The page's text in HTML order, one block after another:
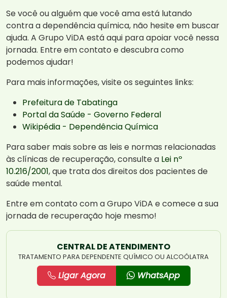
Se você ou alguém que você ama está lutando
contra a dependência química, não hesite em buscar
ajuda. A Grupo ViDA está aqui para apoiar você nessa
jornada. Entre em contato e descubra como
podemos ajudar!
Para mais informações, visite os seguintes links:
Prefeitura de Tabatinga
Portal da Saúde - Governo Federal
Wikipédia - Dependência Química
Para saber mais sobre as leis e normas relacionadas
às clínicas de recuperação, consulte a Lei nº
10.216/2001, que trata dos direitos dos pacientes de
saúde mental.
Entre em contato com a Grupo ViDA e comece a sua
jornada de recuperação hoje mesmo!
CENTRAL DE ATENDIMENTO
TRATAMENTO PARA DEPENDENTE QUÍMICO OU ALCOÓLATRA
Ligar Agora WhatsApp